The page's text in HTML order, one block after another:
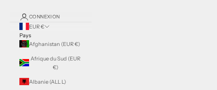
CONNEXION
EUR €
Pays
Afghanistan (EUR €)
Afrique du Sud (EUR
€)
Albanie (ALL L)